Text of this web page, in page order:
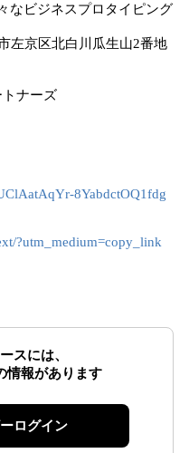
なビジネスプロタイピング
京区北白川瓜生山2番地
ナーズ
8YabdctOQ1fdg
?utm_medium=copy_link
スには、
情報があります
ログイン